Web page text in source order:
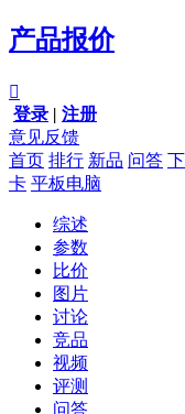
产品报价

登录 | 注册
意见反馈
首页 排行 新品 问答
卡 平板电脑
综述
参数
比价
图片
讨论
竞品
视频
评测
问答